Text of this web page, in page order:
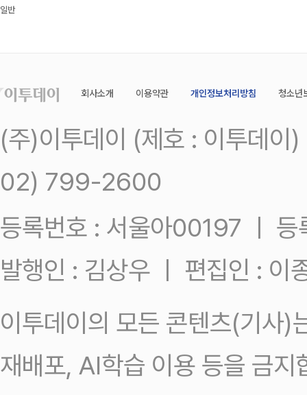
일반
회사소개 이용약관 개인정보처리방침 청소년
(주)이투데이 (제호 : 이투데
02) 799-2600
등록번호 : 서울아00197 ㅣ
발행인 : 김상우 ㅣ 편집인 : 이
이투데이의 모든 콘텐츠(기사)
재배포, AI학습 이용 등을 금지